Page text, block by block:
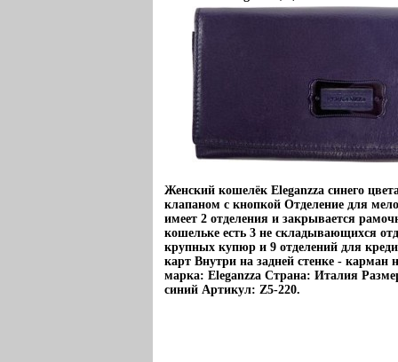
Женский кошелёк Eleganzza синего
клапаном с кнопкой Отделение для
имеет 2 отделения и закрывается
кошельке есть 3 не складывающихся
крупных купюр и 9 отделений для
карт Внутри на задней стенке - карман
марка: Eleganzza Страна: Италия
синий Артикул: Z5-220.